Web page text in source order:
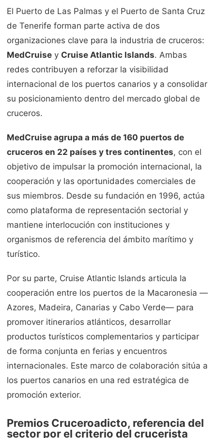
El Puerto de Las Palmas y el Puerto de Santa Cruz
de Tenerife forman parte activa de dos
organizaciones clave para la industria de cruceros:
MedCruise y Cruise Atlantic Islands. Ambas
redes contribuyen a reforzar la visibilidad
internacional de los puertos canarios y a consolidar
su posicionamiento dentro del mercado global de
cruceros.
MedCruise agrupa a más de 160 puertos de
cruceros en 22 países y tres continentes, con el
objetivo de impulsar la promoción internacional, la
cooperación y las oportunidades comerciales de
sus miembros. Desde su fundación en 1996, actúa
como plataforma de representación sectorial y
mantiene interlocución con instituciones y
organismos de referencia del ámbito marítimo y
turístico.
Por su parte, Cruise Atlantic Islands articula la
cooperación entre los puertos de la Macaronesia —
Azores, Madeira, Canarias y Cabo Verde— para
promover itinerarios atlánticos, desarrollar
productos turísticos complementarios y participar
de forma conjunta en ferias y encuentros
internacionales. Este marco de colaboración sitúa a
los puertos canarios en una red estratégica de
promoción exterior.
Premios Cruceroadicto, referencia del
sector por el criterio del crucerista